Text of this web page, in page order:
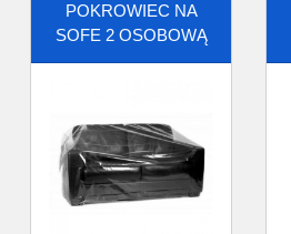
POKROWIEC NA
SOFE 2 OSOBOWĄ